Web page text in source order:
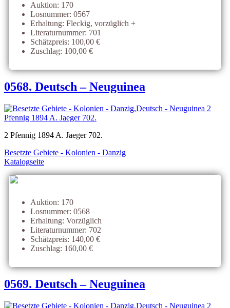
Auktion: 170
Losnummer: 0567
Erhaltung: Fleckig, vorzüglich +
Literaturnummer: 701
Schätzpreis: 100,00 €
Zuschlag: 100,00 €
0568. Deutsch – Neuguinea
2 Pfennig 1894 A. Jaeger 702.
Besetzte Gebiete - Kolonien - Danzig
Katalogseite
Auktion: 170
Losnummer: 0568
Erhaltung: Vorzüglich
Literaturnummer: 702
Schätzpreis: 140,00 €
Zuschlag: 160,00 €
0569. Deutsch – Neuguinea